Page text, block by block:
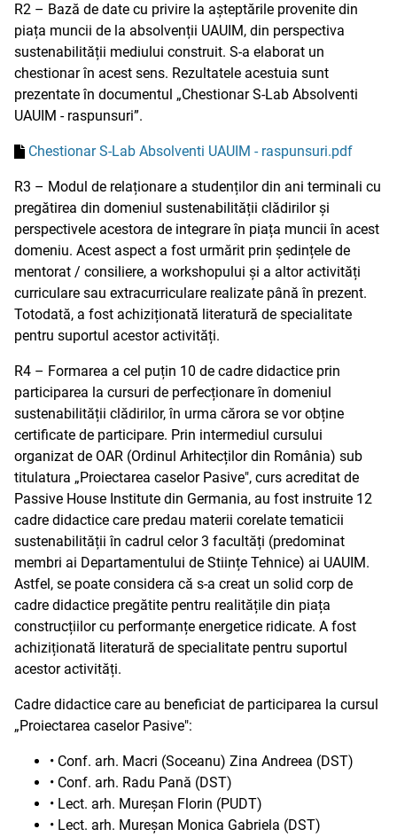
R2 – Bază de date cu privire la așteptările provenite din
piața muncii de la absolvenții UAUIM, din perspectiva
sustenabilității mediului construit. S-a elaborat un
chestionar în acest sens. Rezultatele acestuia sunt
prezentate în documentul „Chestionar S-Lab Absolventi
UAUIM - raspunsuri”.
Chestionar S-Lab Absolventi UAUIM - raspunsuri.pdf
R3 – Modul de relaționare a studenților din ani terminali cu
pregătirea din domeniul sustenabilității clădirilor și
perspectivele acestora de integrare în piața muncii în acest
domeniu. Acest aspect a fost urmărit prin ședințele de
mentorat / consiliere, a workshopului și a altor activități
curriculare sau extracurriculare realizate până în prezent.
Totodată, a fost achiziționată literatură de specialitate
pentru suportul acestor activități.
R4 – Formarea a cel puțin 10 de cadre didactice prin
participarea la cursuri de perfecționare în domeniul
sustenabilității clădirilor, în urma cărora se vor obține
certificate de participare. Prin intermediul cursului
organizat de OAR (Ordinul Arhitecților din România) sub
titulatura „Proiectarea caselor Pasive", curs acreditat de
Passive House Institute din Germania, au fost instruite 12
cadre didactice care predau materii corelate tematicii
sustenabilității în cadrul celor 3 facultăți (predominat
membri ai Departamentului de Stiințe Tehnice) ai UAUIM.
Astfel, se poate considera că s-a creat un solid corp de
cadre didactice pregătite pentru realitățile din piața
construcțiilor cu performanțe energetice ridicate. A fost
achiziționată literatură de specialitate pentru suportul
acestor activități.
Cadre didactice care au beneficiat de participarea la cursul
„Proiectarea caselor Pasive":
• Conf. arh. Macri (Soceanu) Zina Andreea (DST)
• Conf. arh. Radu Pană (DST)
• Lect. arh. Mureșan Florin (PUDT)
• Lect. arh. Mureșan Monica Gabriela (DST)